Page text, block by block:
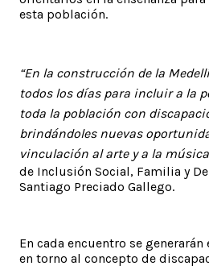
esta población.
“En la construcción de la
todos los días para incluir a la
toda la población con
brindándoles nuevas
vinculación al arte y a la
de Inclusión Social, Familia y
Santiago Preciado Gallego.
En cada encuentro se
en torno al concepto de